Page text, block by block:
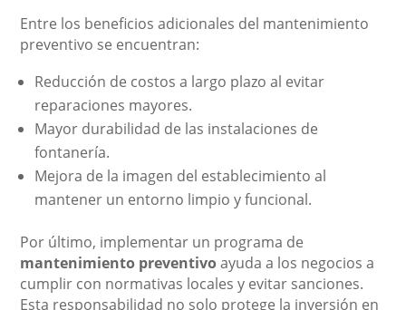
Entre los beneficios adicionales del mantenimiento
preventivo se encuentran:
Reducción de costos a largo plazo al evitar
reparaciones mayores.
Mayor durabilidad de las instalaciones de
fontanería.
Mejora de la imagen del establecimiento al
mantener un entorno limpio y funcional.
Por último, implementar un programa de
mantenimiento preventivoayuda a los negocios a
cumplir con normativas locales y evitar sanciones.
Esta responsabilidad no solo protege la inversión en